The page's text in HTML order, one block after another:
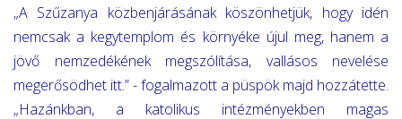
„A Szűzanya közbenjárásának köszönhetjük, hogy idén
nemcsak a kegytemplom és környéke újul meg, hanem a
jövő nemzedékének megszólítása, vallásos nevelése
megerősödhet itt.” - fogalmazott a püspök majd hozzátette.
„Hazánkban, a katolikus intézményekben magas